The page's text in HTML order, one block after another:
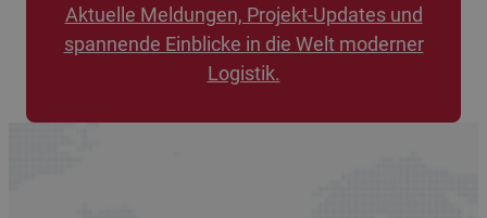
Aktuelle Meldungen, Projekt-Updates und
spannende Einblicke in die Welt moderner
Logistik.